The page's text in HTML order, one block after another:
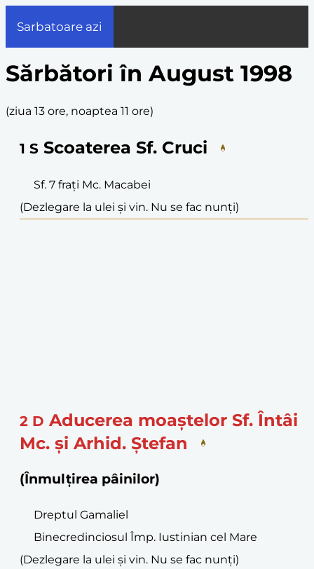
Sarbatoare azi
Sărbători în August 1998
(ziua 13 ore, noaptea 11 ore)
1 S Scoaterea Sf. Cruci
Sf. 7 frați Mc. Macabei
(Dezlegare la ulei și vin. Nu se fac nunți)
2 D Aducerea moaștelor Sf. Întâi
Mc. și Arhid. Ștefan
(Înmulțirea pâinilor)
Dreptul Gamaliel
Binecredinciosul Împ. Iustinian cel Mare
(Dezlegare la ulei și vin. Nu se fac nunți)